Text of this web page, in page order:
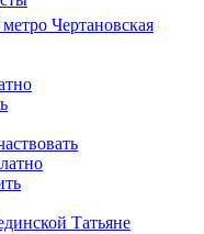
метро Чертановская
Татьяне